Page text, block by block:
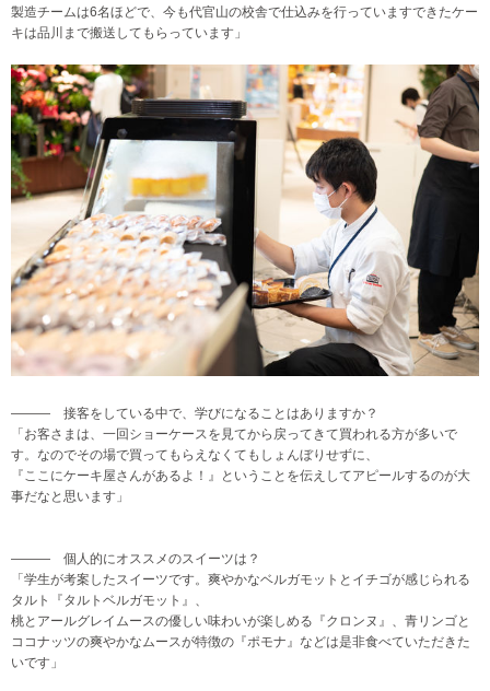
製造チームは6名ほどで、今も代官山の校舎で仕込みを行っていますできたケー
キは品川まで搬送してもらっています」
――― 接客をしている中で、学びになることはありますか？
「お客さまは、一回ショーケースを見てから戻ってきて買われる方が多いで
す。なのでその場で買ってもらえなくてもしょんぼりせずに、
『ここにケーキ屋さんがあるよ！』ということを伝えしてアピールするのが大
事だなと思います 」
――― 個人的にオススメのスイーツは？
「学生が考案したスイーツです。爽やかなベルガモットとイチゴが感じられる
タルト『タルトベルガモット』、
桃とアールグレイムースの優しい味わいが楽しめる『クロンヌ』、青リンゴと
ココナッツの爽やかなムースが特徴の『ポモナ』などは是非食べていただきた
いです 」